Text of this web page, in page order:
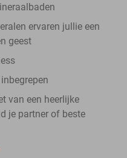
ervaren jullie een
geest
van een heerlijke
je partner of beste